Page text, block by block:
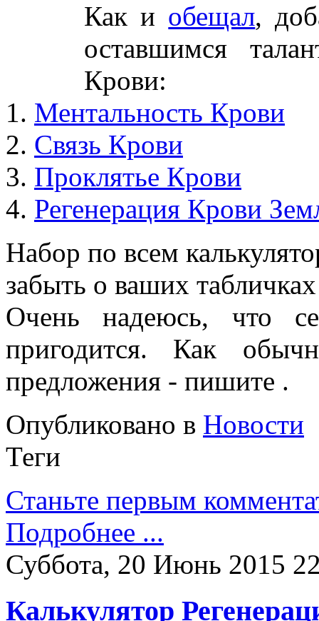
Как и обещал,
оставшимся
Крови:
1. Ментальность Крови
2. Связь Крови
3. Проклятье Крови
4. Регенерация Крови
Набор по всем
забыть о ваших
Очень надеюсь, что
пригодится. Как
предложения - пишите .
Опубликовано в Новости
Теги
Станьте первым
Подробнее ...
Суббота, 20 Июнь 2015
Калькулятор